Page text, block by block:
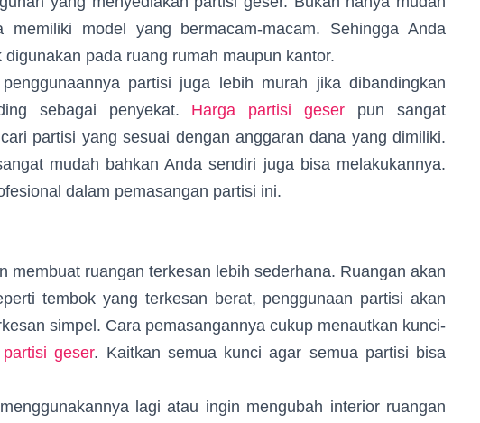
model yang bermacam-macam. Sehingga Anda
pada ruang rumah maupun kantor.
partisi juga lebih murah jika dibandingkan
sebagai penyekat. Harga partisi geser pun sangat
partisi yang sesuai dengan anggaran dana yang dimiliki.
mudah bahkan Anda sendiri juga bisa melakukannya.
dalam pemasangan partisi ini.
ruangan terkesan lebih sederhana. Ruangan akan
tembok yang terkesan berat, penggunaan partisi akan
simpel. Cara pemasangannya cukup menautkan kunci-
partisi geser. Kaitkan semua kunci agar semua partisi bisa
lagi atau ingin mengubah interior ruangan